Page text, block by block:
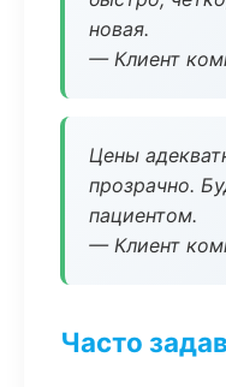
новая.
— Клиент
Цены
прозрачно.
пациентом.
— Клиент
Часто